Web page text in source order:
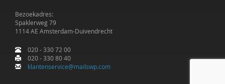
Bezoekadres:
Spaklerweg 79
1114 AE Amsterdam-Duivendrecht
020 - 330 72 00
020 - 330 80 40
klantenservice@mailswp.com